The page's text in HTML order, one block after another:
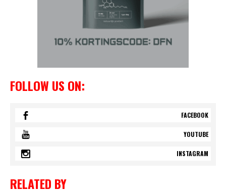
FOLLOW US ON:
FACEBOOK
YOUTUBE
INSTAGRAM
RELATED BY